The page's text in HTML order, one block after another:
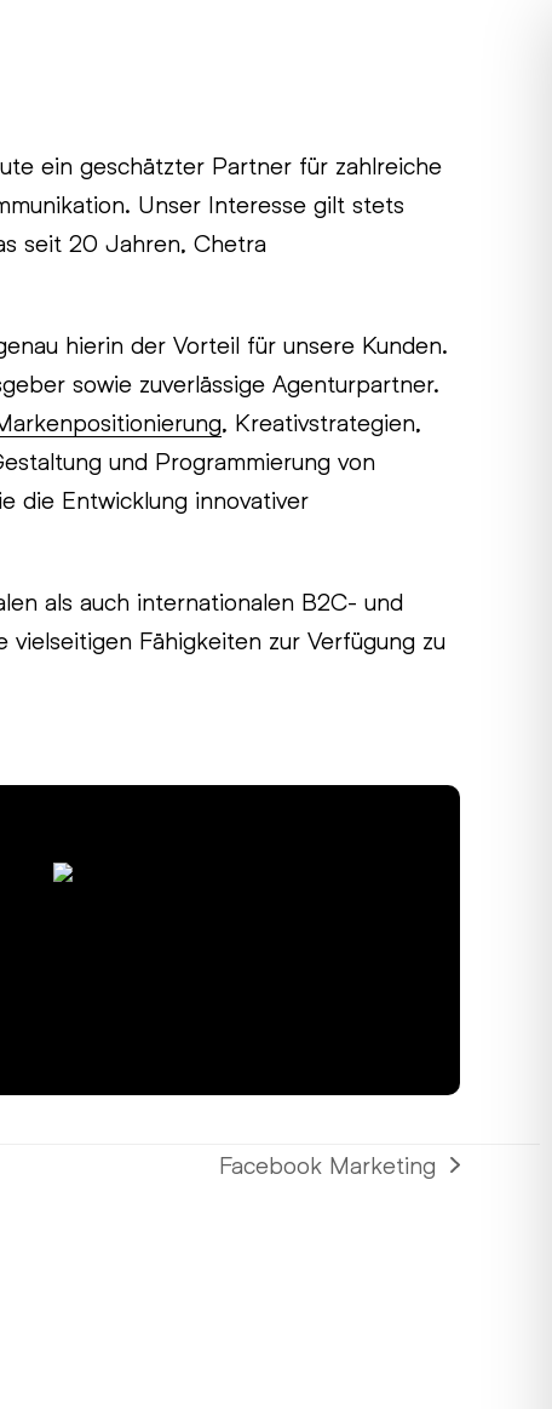
ein geschätzter Partner für zahlreiche
Unser Interesse gilt stets
seit 20 Jahren, Chetra
hierin der Vorteil für unsere Kunden.
sowie zuverlässige Agenturpartner.
, Kreativstrategien,
und Programmierung von
die Entwicklung innovativer
als auch internationalen B2C- und
Fähigkeiten zur Verfügung zu
Nächster
Facebook Marketing